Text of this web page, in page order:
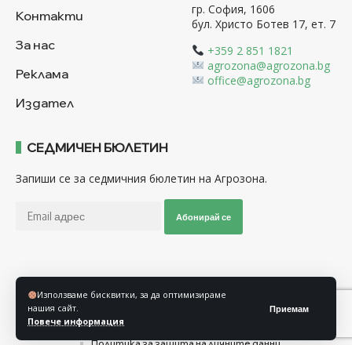
Използваме бисквитки, за да оптимизираме
нашия сайт.
Повече информация
Приемам
Контакти
За нас
Реклама
Издател
гр. София, 1606
бул. Христо Ботев 17, ет. 7
+359 2 851 1821
agrozona@agrozona.bg
office@agrozona.bg
СЕДМИЧЕН БЮЛЕТИН
Запиши се за седмичния бюлетин на Агрозона.
Абонирай се
Общи условия
Политика за използване на “Бисквитки”